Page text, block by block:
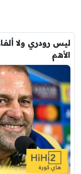
ليس رودري ولا
الأهم